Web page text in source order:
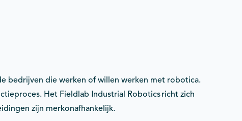
bedrijven die werken of willen werken met robotica.
Het Fieldlab Industrial Robotics richt zich
zijn merkonafhankelijk.